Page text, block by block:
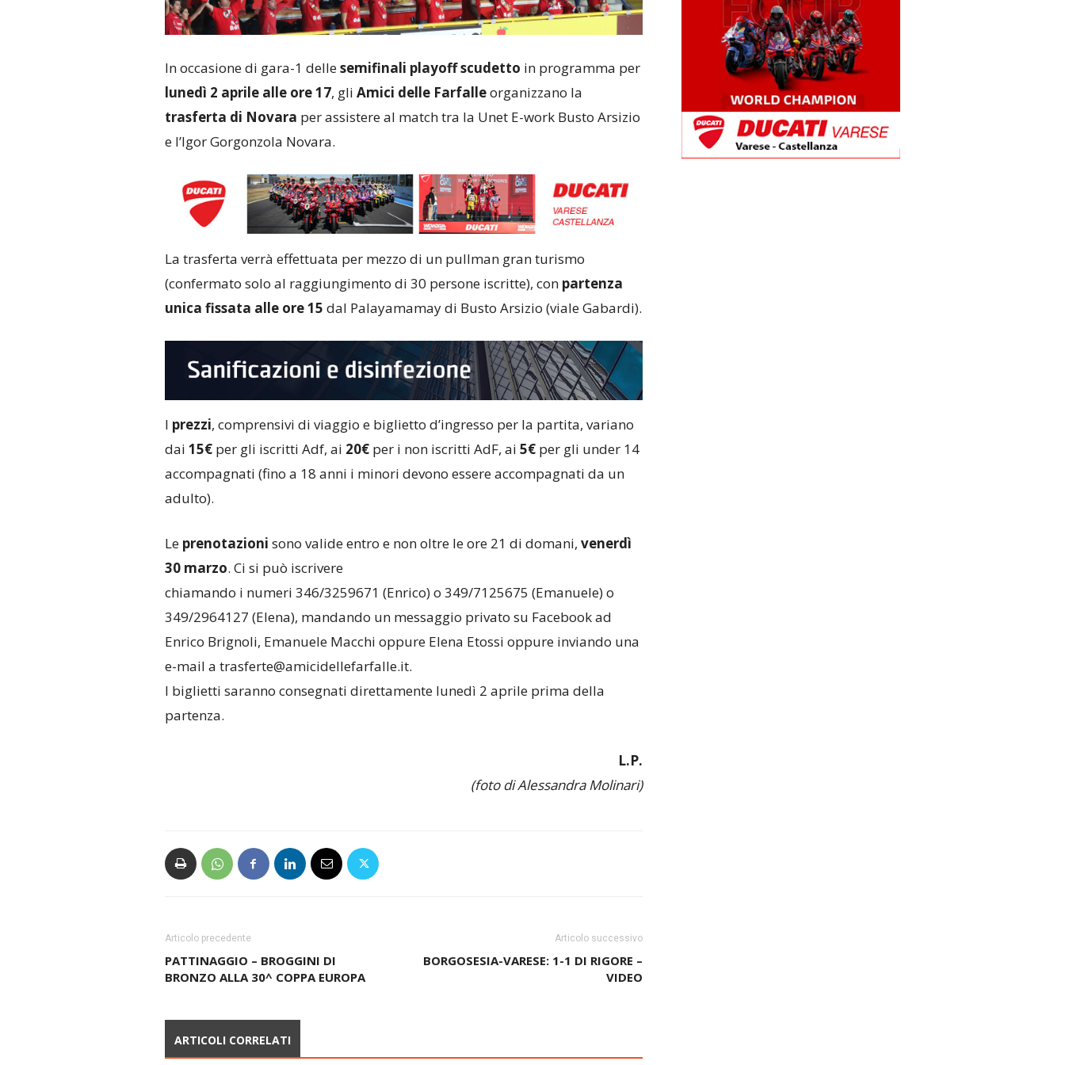
In occasione di gara-1 dellesemifinali playoff scudetto in programma per
lunedì 2 aprile alle ore 17, gli Amici delle Farfalleorganizzano la
trasferta di Novara per assistere al match tra la Unet E-work Busto Arsizio
e l’Igor Gorgonzola Novara.
La trasferta verrà effettuata per mezzo di un pullman gran turismo
(confermato solo al raggiungimento di 30 persone iscritte), con partenza
unica fissata alle ore 15 dal Palayamamay di Busto Arsizio (viale Gabardi).
I prezzi, comprensivi di viaggio e biglietto d’ingresso per la partita, variano
dai 15€per gli iscritti Adf, ai 20€per i non iscritti AdF, ai 5€per gli under 14
accompagnati (fino a 18 anni i minori devono essere accompagnati da un
adulto).
Le prenotazioni sono valide entro e non oltre le ore 21 di domani, venerdì
30 marzo. Ci si può iscrivere
chiamando i numeri 346/3259671 (Enrico) o 349/7125675 (Emanuele) o
349/2964127 (Elena), mandando un messaggio privato su Facebook ad
Enrico Brignoli, Emanuele Macchi oppure Elena Etossi oppure inviando una
e-mail a trasferte@amicidellefarfalle.it.
I biglietti saranno consegnati direttamente lunedì 2 aprile prima della
partenza.
L.P.
(foto di Alessandra Molinari)
Articolo precedente
PATTINAGGIO – BROGGINI DI
BRONZO ALLA 30^ COPPA EUROPA
Articolo successivo
BORGOSESIA-VARESE: 1-1 DI RIGORE –
VIDEO
ARTICOLI CORRELATI